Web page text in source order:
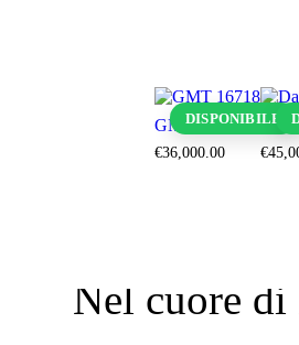
DISPONIBILE
GMT 16718
€36,000 00 €
Nel cuore di